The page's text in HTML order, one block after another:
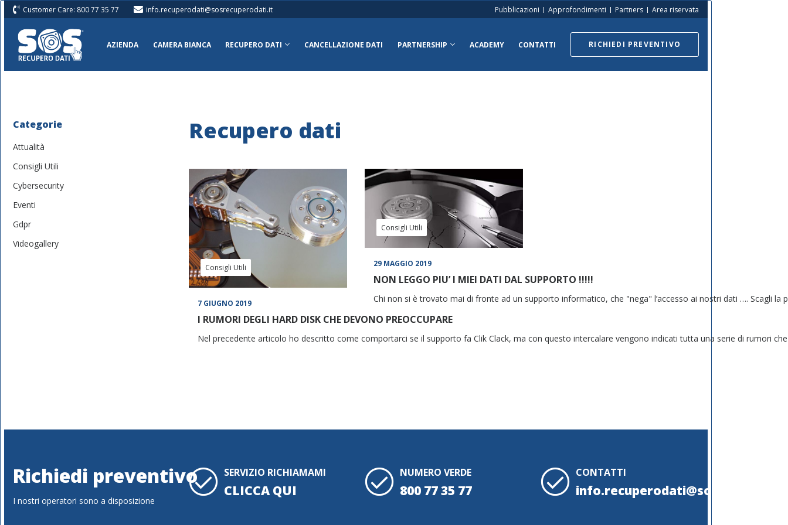
Customer Care: 800 77 35 77 info.recuperodati@sosrecuperodati.it Pubblicazioni Approfondimenti Partners Area riservata
AZIENDA CAMERA BIANCA RECUPERO DATI CANCELLAZIONE DATI PARTNERSHIP ACADEMY CONTATTI RICHIEDI PREVENTIVO
Categorie
Attualità
Consigli Utili
Cybersecurity
Eventi
Gdpr
Videogallery
Recupero dati
Consigli Utili
7 GIUGNO 2019
I RUMORI DEGLI HARD DISK CHE DEVONO PREOCCUPARE
Nel precedente articolo ho descritto come comportarci se il supporto fa Clik Clack, ma con questo intercalare vengono indicati tutta una serie di rumori
Consigli Utili
29 MAGGIO 2019
NON LEGGO PIU’ I MIEI DATI DAL SUPPORTO !!!!!
Chi non si è trovato mai di fronte ad un supporto informatico, che "nega" l’accesso ai nostri dati …. Scagli la
Richiedi preventivo
I nostri operatori sono a disposizione
SERVIZIO RICHIAMAMI
CLICCA QUI
NUMERO VERDE
800 77 35 77
CONTATTI